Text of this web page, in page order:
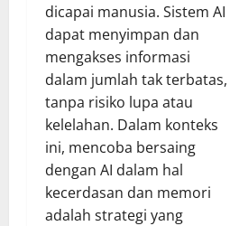
dicapai manusia. Sistem AI
dapat menyimpan dan
mengakses informasi
dalam jumlah tak terbatas,
tanpa risiko lupa atau
kelelahan. Dalam konteks
ini, mencoba bersaing
dengan AI dalam hal
kecerdasan dan memori
adalah strategi yang